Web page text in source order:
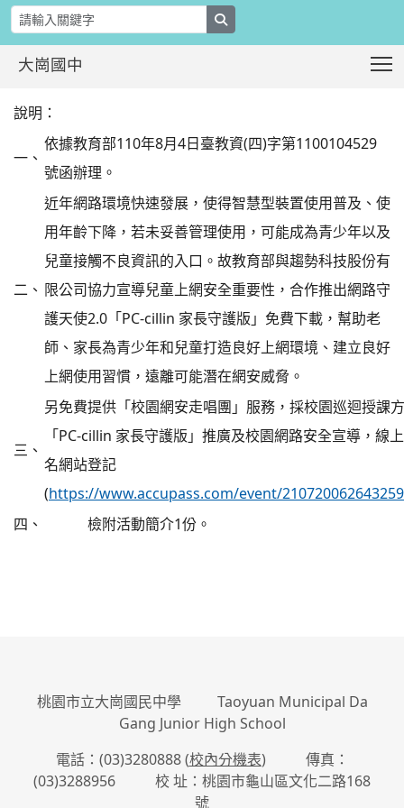
大崗國中
教育部為宣導校園網路安全並協助教
說明：
一、
依據教育部110年8月4日臺教資(四)字第1100104529
號函辦理。
二、
近年網路環境快速發展，使得智慧型裝置使用普及、使
用年齡下降，若未妥善管理使用，可能成為青少年以及
兒童接觸不良資訊的入口。故教育部與趨勢科技股份有
限公司協力宣導兒童上網安全重要性，合作推出網路守
護天使2.0「PC-cillin 家長守護版」免費下載，幫助老
師、家長為青少年和兒童打造良好上網環境、建立良好
上網使用習慣，遠離可能潛在網安威脅。
三、
另免費提供「校園網安走唱團」服務，採校園巡迴授課
「PC-cillin 家長守護版」推廣及校園網路安全宣導，線
名網站登記
(https://www.accupass.com/event/
四、
檢附活動簡介1份。
桃園市立大崗國民中學 Taoyuan Municipal Da
Gang Junior High School
電話：(03)3280888 (校內分機表) 傳真：
(03)3288956 校 址：桃園市龜山區文化二路168
號